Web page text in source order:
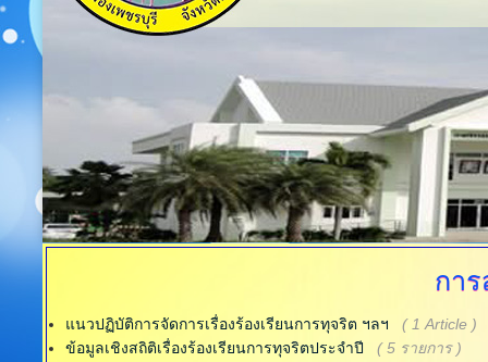
กา
แนวปฏิบัติการจัดการเรื่องร้องเรียนการทุจริต ฯลฯ
( 1 Article )
ข้อมูลเชิงสถิติเรื่องร้องเรียนการทุจริตประจำปี
( 5 รายการ )